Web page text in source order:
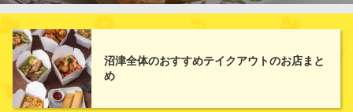
餃子の王将メニューがお持ち帰り出来ます。 ※店舗によりメニュ
ーが異なりますので、詳しくは店舗へお問い合わせ下さい。
餃子の王将 沼津店
中華レストラン
沼津全体のおすすめテイクアウトのお店まと
め